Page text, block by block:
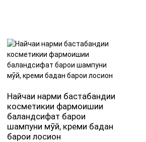
Найчаи нарми бастабандии
косметикии фармоишии
баландсифат барои
шампуни мӯй, креми бадан
барои лосион